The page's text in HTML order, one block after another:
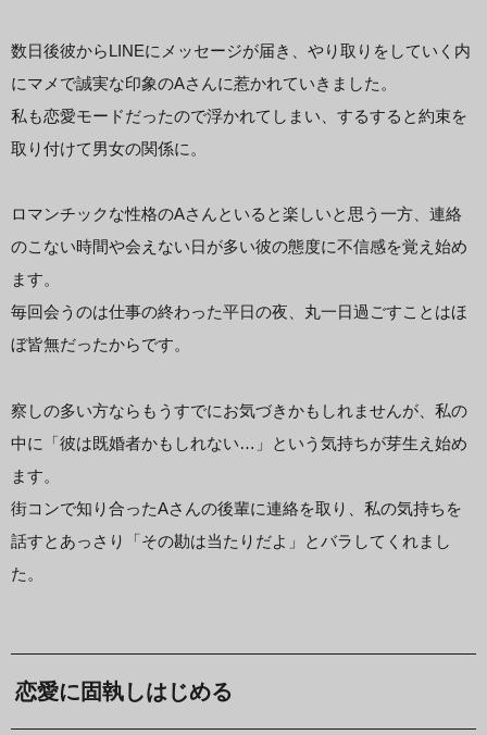
数日後彼からLINEにメッセージが届き、やり取りをしていく内
にマメで誠実な印象のAさんに惹かれていきました。
私も恋愛モードだったので浮かれてしまい、するすると約束を
取り付けて男女の関係に。
ロマンチックな性格のAさんといると楽しいと思う一方、連絡
のこない時間や会えない日が多い彼の態度に不信感を覚え始め
ます。
毎回会うのは仕事の終わった平日の夜、丸一日過ごすことはほ
ぼ皆無だったからです。
察しの多い方ならもうすでにお気づきかもしれませんが、私の
中に「彼は既婚者かもしれない…」という気持ちが芽生え始め
ます。
街コンで知り合ったAさんの後輩に連絡を取り、私の気持ちを
話すとあっさり「その勘は当たりだよ」とバラしてくれまし
た。
恋愛に固執しはじめる